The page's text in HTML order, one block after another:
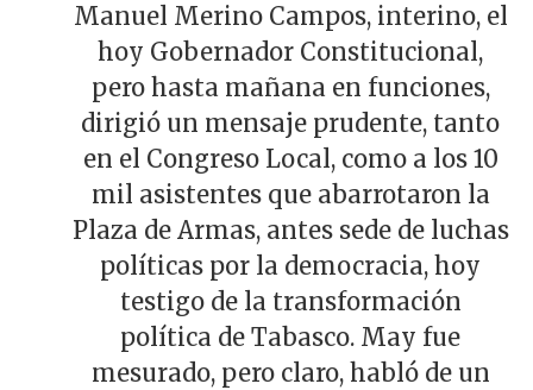
Manuel Merino Campos, interino, el
hoy Gobernador Constitucional,
pero hasta mañana en funciones,
dirigió un mensaje prudente, tanto
en el Congreso Local, como a los 10
mil asistentes que abarrotaron la
Plaza de Armas, antes sede de luchas
políticas por la democracia, hoy
testigo de la transformación
política de Tabasco. May fue
mesurado, pero claro, habló de un